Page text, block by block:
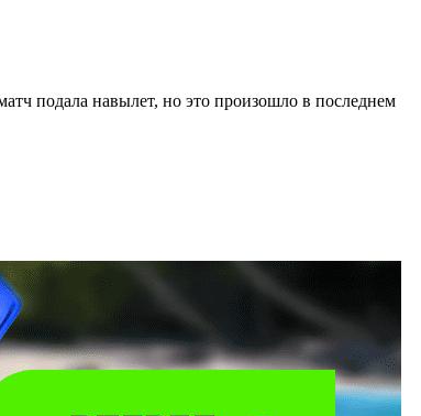
подала навылет, но это произошло в последнем